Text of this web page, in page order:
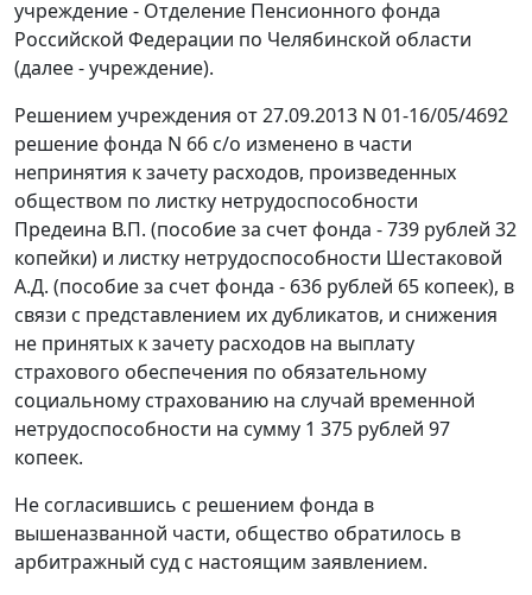
учреждение - Отделение Пенсионного фонда
Российской Федерации по Челябинской области
(далее - учреждение).
Решением учреждения от 27.09.2013 N 01-16/05/4692
решение фонда N 66 с/о изменено в части
непринятия к зачету расходов, произведенных
обществом по листку нетрудоспособности
Предеина В.П. (пособие за счет фонда - 739 рублей 32
копейки) и листку нетрудоспособности Шестаковой
А.Д. (пособие за счет фонда - 636 рублей 65 копеек), в
связи с представлением их дубликатов, и снижения
не принятых к зачету расходов на выплату
страхового обеспечения по обязательному
социальному страхованию на случай временной
нетрудоспособности на сумму 1 375 рублей 97
копеек.
Не согласившись с решением фонда в
вышеназванной части, общество обратилось в
арбитражный суд с настоящим заявлением.